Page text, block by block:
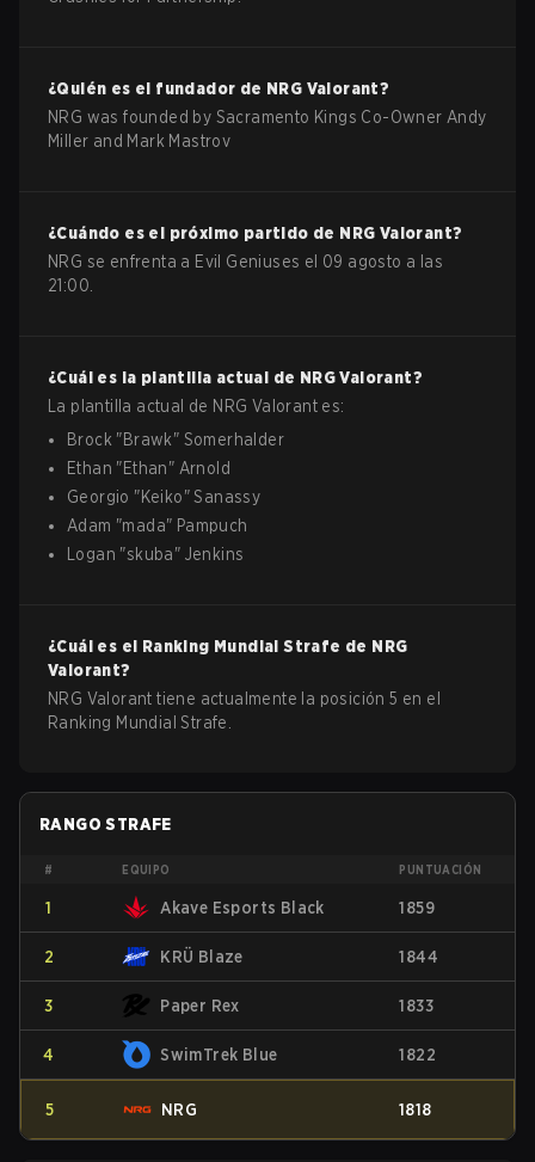
¿Quién es el fundador de NRG Valorant?
NRG was founded by Sacramento Kings Co-Owner Andy
Miller and Mark Mastrov
¿Cuándo es el próximo partido de NRG Valorant?
NRG se enfrenta a Evil Geniuses el 09 agosto a las
21:00.
¿Cuál es la plantilla actual de NRG Valorant?
La plantilla actual de NRG Valorant es:
Brock "Brawk" Somerhalder
Ethan "Ethan" Arnold
Georgio "Keiko"Sanassy
Adam "mada" Pampuch
Logan "skuba" Jenkins
¿Cuál es el Ranking Mundial Strafe de NRG
Valorant?
NRG Valorant tiene actualmente la posición 5 en el
Ranking Mundial Strafe.
RANGO STRAFE
# EQUIPO PUNTUACIÓN
1 Akave Esports Black 1859
2 KRÜ Blaze 1844
3 Paper Rex 1833
4 SwimTrek Blue 1822
5 NRG 1818